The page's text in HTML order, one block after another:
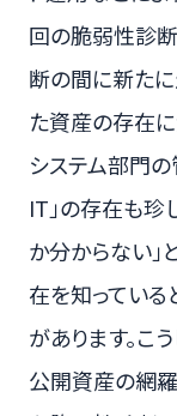
回の脆弱性診
断の間に新た
た資産の存在に
システム部門
IT」の存在も珍
か分からない
在を知ってい
があります。こ
公開資産の網